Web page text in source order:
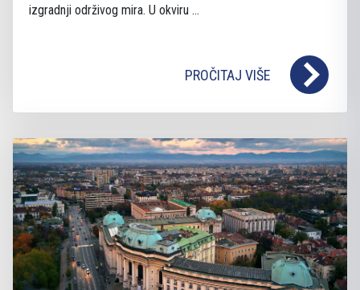
izgradnji održivog mira. U okviru ...
PROČITAJ VIŠE